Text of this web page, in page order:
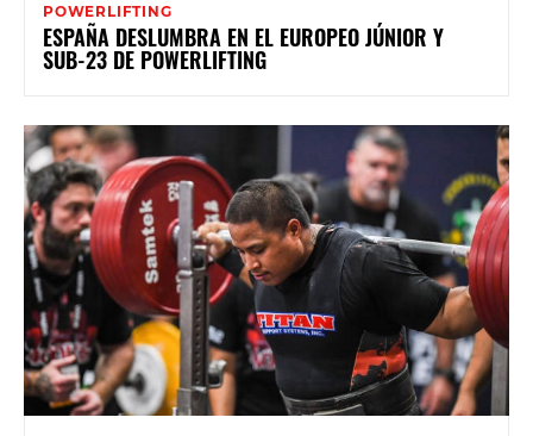
POWERLIFTING
ESPAÑA DESLUMBRA EN EL EUROPEO JÚNIOR Y
SUB-23 DE POWERLIFTING